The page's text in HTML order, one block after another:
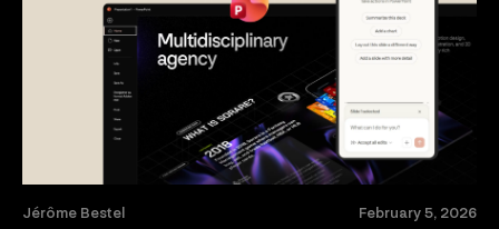
Jérôme Bestel February 5, 2026